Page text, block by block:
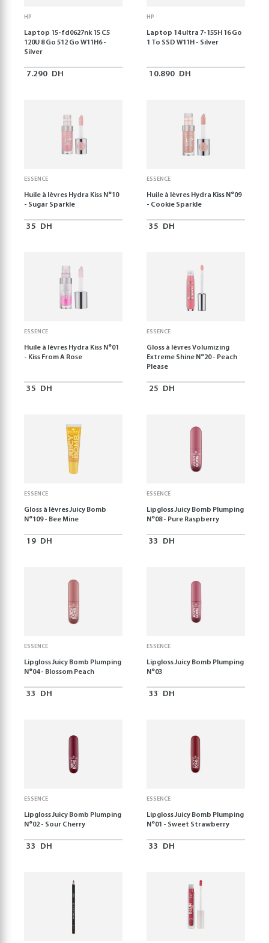
HP
Laptop 15-fd0627nk 15 C5
120U 8 Go 512 Go W11H6 -
Silver
7.290 DH
HP
Laptop 14 ultra 7-155H 16 Go
1 To SSD W11H - Silver
10.890 DH
ESSENCE
Huile à lèvres Hydra Kiss N°10
- Sugar Sparkle
35 DH
ESSENCE
Huile à lèvres Hydra Kiss N°09
- Cookie Sparkle
35 DH
ESSENCE
Huile à lèvres Hydra Kiss N°01
- Kiss From A Rose
35 DH
ESSENCE
Gloss à lèvres Volumizing
Extreme Shine N°20 - Peach
Please
25 DH
ESSENCE
Gloss à lèvres Juicy Bomb
N°109 - Bee Mine
19 DH
ESSENCE
Lipgloss Juicy Bomb Plumping
N°08 - Pure Raspberry
33 DH
ESSENCE
Lipgloss Juicy Bomb Plumping
N°04 - Blossom Peach
33 DH
ESSENCE
Lipgloss Juicy Bomb Plumping
N°03
33 DH
ESSENCE
Lipgloss Juicy Bomb Plumping
N°02 - Sour Cherry
33 DH
ESSENCE
Lipgloss Juicy Bomb Plumping
N°01 - Sweet Strawberry
33 DH